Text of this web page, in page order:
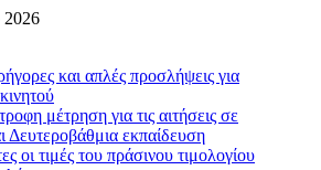
2026
και απλές προσλήψεις για
μέτρηση για τις αιτήσεις σε
Δευτεροβάθμια εκπαίδευση
οι τιμές του πράσινου τιμολογίου